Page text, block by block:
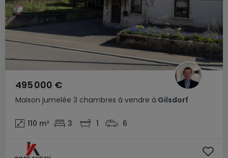
Maison jumelée 3 chambres à vendre à Gilsdorf
495 000 €
110 m² 3 1 6